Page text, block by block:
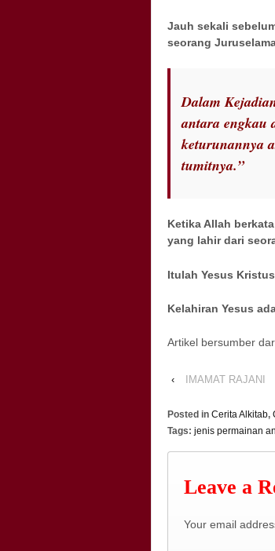
Jauh sekali
seorang
Dalam
antara engkau
keturunannya
tumitnya.”
Ketika Allah
yang lahir dari
Itulah Yesus
Kelahiran Yesus
Artikel bersumber
‹ IMAMAT RAJANI
Posted in Cerita Alkitab,
Tags: jenis permainan
Leave a
Your email